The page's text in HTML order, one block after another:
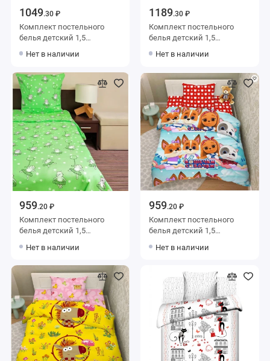
1049.30 ₽
Комплект постельного
белья детский 1,5
70х70
Нет в наличии
1189.30 ₽
Комплект постельного
белья детский 1,5
наволочкой 70х70
Нет в наличии
959.20 ₽
Комплект постельного
белья детский 1,5
наволочкой 50х70
Нет в наличии
959.20 ₽
Комплект постельного
белья детский 1,5
наволочкой 70х70
Нет в наличии